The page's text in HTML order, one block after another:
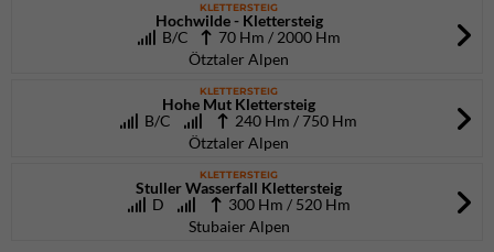
KLETTERSTEIG
Hochwilde - Klettersteig
B/C 70 Hm / 2000 Hm
Ötztaler Alpen
KLETTERSTEIG
Hohe Mut Klettersteig
B/C
240 Hm / 750 Hm
Ötztaler Alpen
KLETTERSTEIG
Stuller Wasserfall Klettersteig
D
300 Hm / 520 Hm
Stubaier Alpen